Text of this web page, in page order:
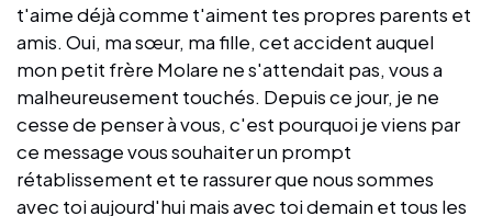
t'aime déjà comme t'aiment tes propres parents et
amis. Oui, ma sœur, ma fille, cet accident auquel
mon petit frère Molare ne s'attendait pas, vous a
malheureusement touchés. Depuis ce jour, je ne
cesse de penser à vous, c'est pourquoi je viens par
ce message vous souhaiter un prompt
rétablissement et te rassurer que nous sommes
avec toi aujourd'hui mais avec toi demain et tous les